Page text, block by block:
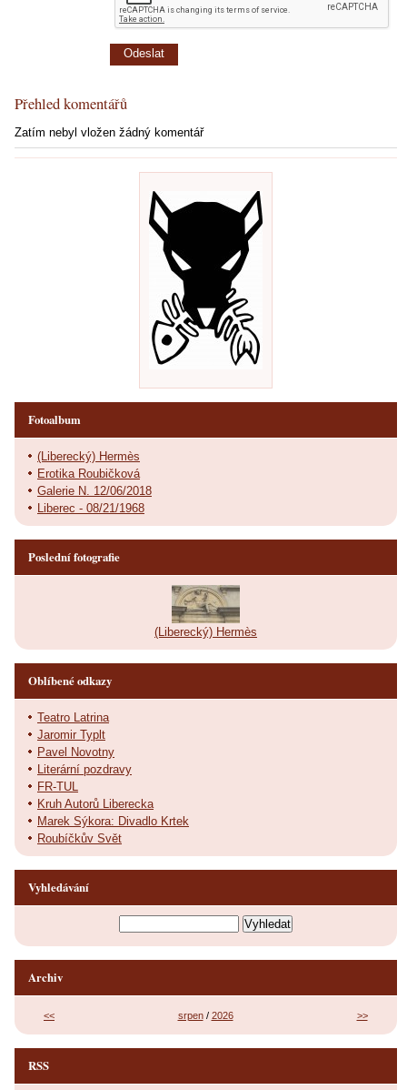
Přehled komentářů
Zatím nebyl vložen žádný komentář
Fotoalbum
(Liberecký) Hermès
Erotika Roubičková
Galerie N. 12/06/2018
Liberec - 08/21/1968
Poslední fotografie
(Liberecký) Hermès
Oblíbené odkazy
Teatro Latrina
Jaromir Typlt
Pavel Novotny
Literární pozdravy
FR-TUL
Kruh Autorů Liberecka
Marek Sýkora: Divadlo Krtek
Roubíčkův Svět
Vyhledávání
Archiv
<< srpen/ 2026 >>
RSS